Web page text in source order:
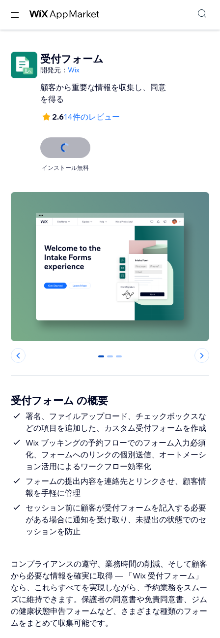
受付フォーム
開発元：Wix
顧客から重要な情報を収集し、同意
を得る
2.614件のレビュー
インストール無料
0 1 2
受付フォーム の概要
署名、ファイルアップロード、チェックボックスな
どの項目を追加した、カスタム受付フォームを作成
Wix ブッキングの予約フローでのフォーム入力必須
化、フォームへのリンクの個別送信、オートメーシ
ョン活用によるワークフロー効率化
フォームの提出内容を連絡先とリンクさせ、顧客情
報を手軽に管理
セッション前に顧客が受付フォームを記入する必要
がある場合に通知を受け取り、未提出の状態でのセ
ッションを防止
コンプライアンスの遵守、業務時間の削減、そして顧客
から必要な情報を確実に取得 — 「Wix 受付フォーム」
なら、これらすべてを実現しながら、予約業務をスムー
ズに維持できます。保護者の同意書や免責同意書、ジム
の健康状態申告フォームなど、さまざまな種類のフォー
ムをまとめて収集可能です。